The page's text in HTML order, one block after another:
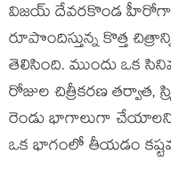
విజయ్ దేవరకొండ హీరోగా
రూపొందిస్తున్న కొత్త
తెలిసింది. ముందు ఒక
రోజుల చిత్రీకరణ తర్వాత,
రెండు భాగాలుగా చేయాలని
ఒక భాగంలో తీయడం